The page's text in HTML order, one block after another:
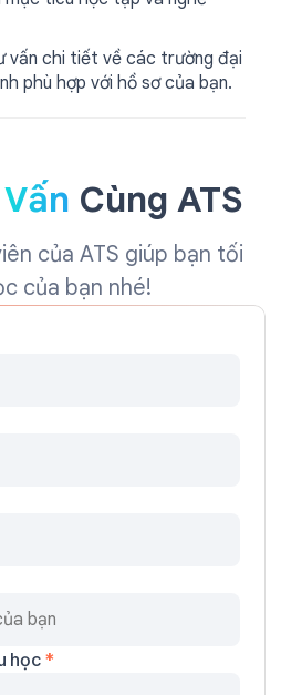
vấn chi tiết về các trường đại
phù hợp với hồ sơ của bạn.
Cùng ATS
của ATS giúp bạn tối
của bạn nhé!
học *